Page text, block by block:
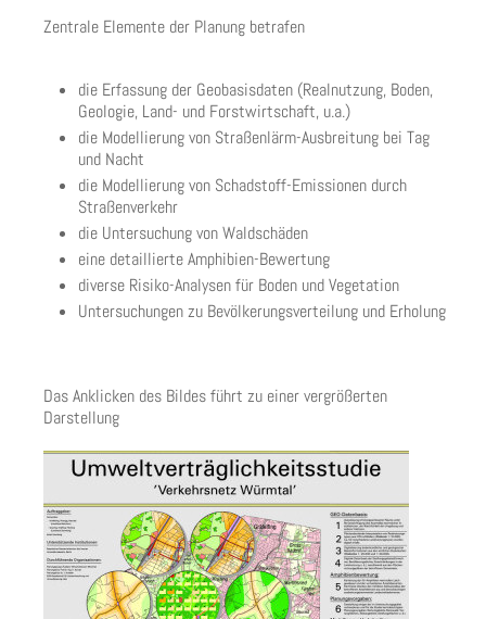
Zentrale Elemente der Planung betrafen
die Erfassung der Geobasisdaten (Realnutzung, Boden,
Geologie, Land- und Forstwirtschaft, u.a.)
die Modellierung von Straßenlärm-Ausbreitung bei Tag
und Nacht
die Modellierung von Schadstoff-Emissionen durch
Straßenverkehr
die Untersuchung von Waldschäden
eine detaillierte Amphibien-Bewertung
diverse Risiko-Analysen für Boden und Vegetation
Untersuchungen zu Bevölkerungsverteilung und Erholung
Das Anklicken des Bildes führt zu einer vergrößerten
Darstellung